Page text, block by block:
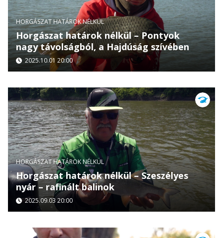
HORGÁSZAT HATÁROK NÉLKÜL
Horgászat határok nélkül – Pontyok
nagy távolságból, a Hajdúság szívében
2025.10.01 20:00
HORGÁSZAT HATÁROK NÉLKÜL
Horgászat határok nélkül – Szeszélyes
nyár – rafinált balinok
2025.09.03 20:00